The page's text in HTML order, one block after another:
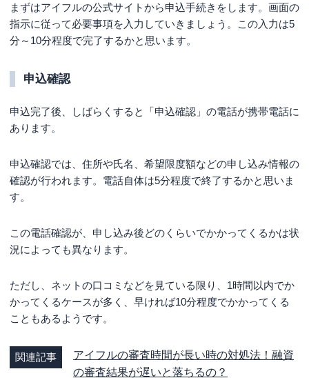
まずはアイフルの公式サイトから申込手続きをします。画面の
指示に従って必要事項を入力していきましょう。この入力は5
分～10分程度で完了するかと思います。
申込確認
申込完了後、しばらくすると「申込確認」の電話が携帯電話に
あります。
申込確認では、住所や氏名、希望限度額などの申し込み情報の
確認が行われます。電話自体は5分程度で終了するかと思いま
す。
この電話確認が、申し込み後どのくらいでかかってくるかは状
況によっても異なります。
ただし、ネットの口コミなどを見ている限り、1時間以内でか
かってくるケースが多く、早ければ10分程度でかかってくる
こともあるようです。
関連記事
アイフルの審査時間が長い時の対処法！融資
の審査結果が遅いと落ちるの？